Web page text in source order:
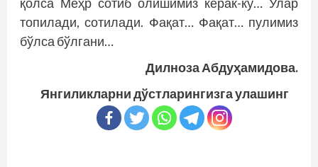
топилади, сотилади. Фақат… Фақат… пулимиз
бўлса бўлгани…
Дилноза Абдуҳамидова.
Янгиликларни дўстларингизга улашинг